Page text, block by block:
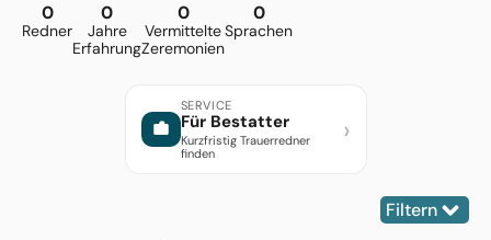
Redner
0
Jahre
Erfahrung
0
Vermittelte
Zeremonien
0
Sprachen
0
SERVICE
Für Bestatter
Kurzfristig Trauerredner
finden
›
Filtern